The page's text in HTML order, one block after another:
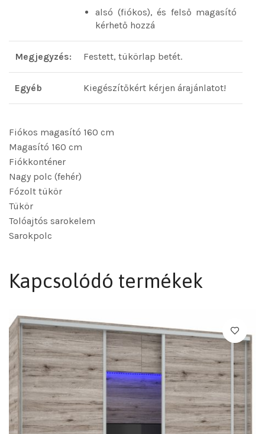
alsó (fiókos), és felső magasító
kérhető hozzá
Megjegyzés: Festett, tükörlap betét.
Egyéb Kiegészítőkért kérjen árajánlatot!
Fiókos magasító 160 cm
Magasító 160 cm
Fiókkonténer
Nagy polc (fehér)
Fózolt tükör
Tükör
Tolóajtós sarokelem
Sarokpolc
Kapcsolódó termékek